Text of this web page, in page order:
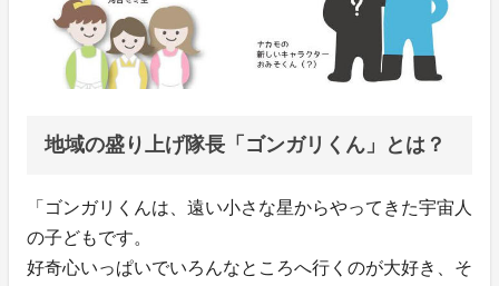
地域の盛り上げ隊長「ゴンガリくん」とは？
「ゴンガリくんは、遠い小さな星からやってきた宇宙人
の子どもです。
好奇心いっぱいでいろんなところへ行くのが大好き、そ